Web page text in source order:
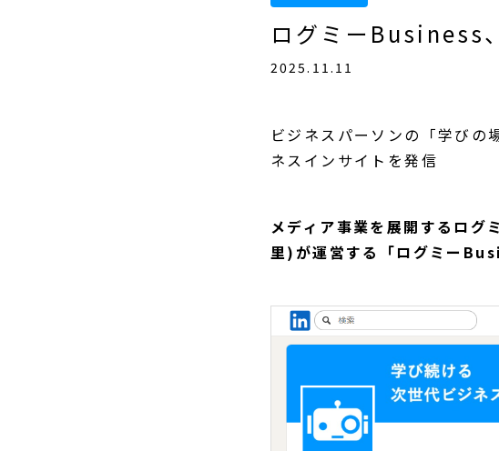
ログミーBusiness
2025.11.11
ビジネスパーソンの「学び
ネスインサイトを発信
メディア事業を展開するログ
里)が運営する「ログミー